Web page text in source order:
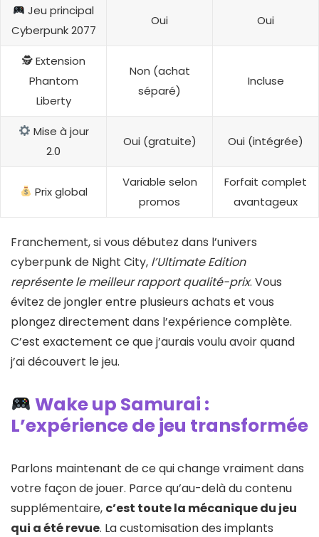
Jeu principal
Cyberpunk 2077
Oui Oui
🕵️ Extension
Phantom
Liberty
Non (achat
séparé)
Incluse
Mise à jour
2.0
Oui (gratuite) Oui (intégrée)
Prix global
Variable selon
promos
Forfait complet
avantageux
Franchement, si vous débutez dans l’univers
cyberpunk de Night City, l’Ultimate Edition
représente le meilleur rapport qualité-prix. Vous
évitez de jongler entre plusieurs achats et vous
plongez directement dans l’expérience complète.
C’est exactement ce que j’aurais voulu avoir quand
j’ai découvert le jeu.
Wake up Samurai :
L’expérience de jeu transformée
Parlons maintenant de ce qui change vraiment dans
votre façon de jouer. Parce qu’au-delà du contenu
supplémentaire, c’est toute la mécanique du jeu
qui a été revue. La customisation des implants